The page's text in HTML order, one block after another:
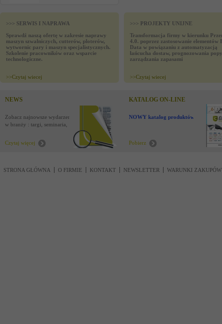
>>> SERWIS I NAPRAWA
Sprawdź naszą ofertę w zakresie naprawy
maszyn szwalniczych, cutterów, ploterów,
wytwornic pary i maszyn specjalistycznych.
Szkolenie pracowników oraz wsparcie
technologiczne.
>>Czytaj wiecej
>>> PROJEKTY UNIJNE
Transformacja firmy w kierunku
4.0. poprzez zastosowanie elementów
Data w powiązaniu z automatyzacją
łańcucha dostaw, prognozowania
zarządzania zapasami
>>Czytaj wiecej
NEWS
Zobacz najnowsze wydarzenia
w branży : targi, seminaria,
Czytaj więcej
KATALOG ON-LINE
NOWY katalog produktów !
Pobierz
STRONA GŁÓWNA O FIRMIE KONTAKT NEWSLETTER WARUNKI ZAKUPÓW